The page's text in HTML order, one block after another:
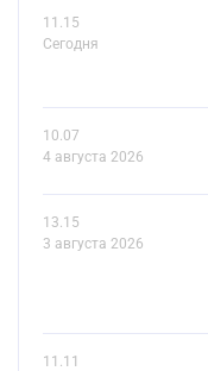
11.15
Сегодня
10.07
4 августа 2026
13.15
3 августа 2026
11.11